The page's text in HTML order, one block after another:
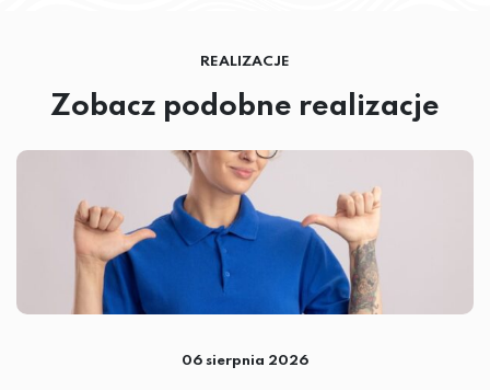
REALIZACJE
Zobacz podobne realizacje
06 sierpnia 2026